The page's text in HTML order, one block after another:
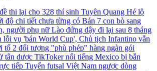
thi lại cho 328 thí sinh Tuyên Quang Hé lộ
độ chi tiết chưa từng có Bán 7 con bò sang
người phụ nữ Lào đứng dậy đi lại sau 8 tháng
lỗi vụ 'bán World Cup', Chủ tịch Infantino vẫn
tố 2 đối tượng "phù phép" hàng ngàn gói
tân dược TikToker nổi tiếng Mexico bị bắn
tiếp Tuyển futsal Việt Nam ngược dòng